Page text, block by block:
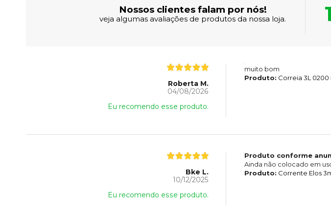
Nossos clientes falam por nós!
veja algumas avaliações de produtos da nossa loja.
Roberta M.
04/08/2026
Eu recomendo esse produto.
muito bom
Produto: Correia 3L
Bke L.
10/12/2025
Eu recomendo esse produto.
Produto conforme
Ainda não colocado em
Produto: Corrente Elos